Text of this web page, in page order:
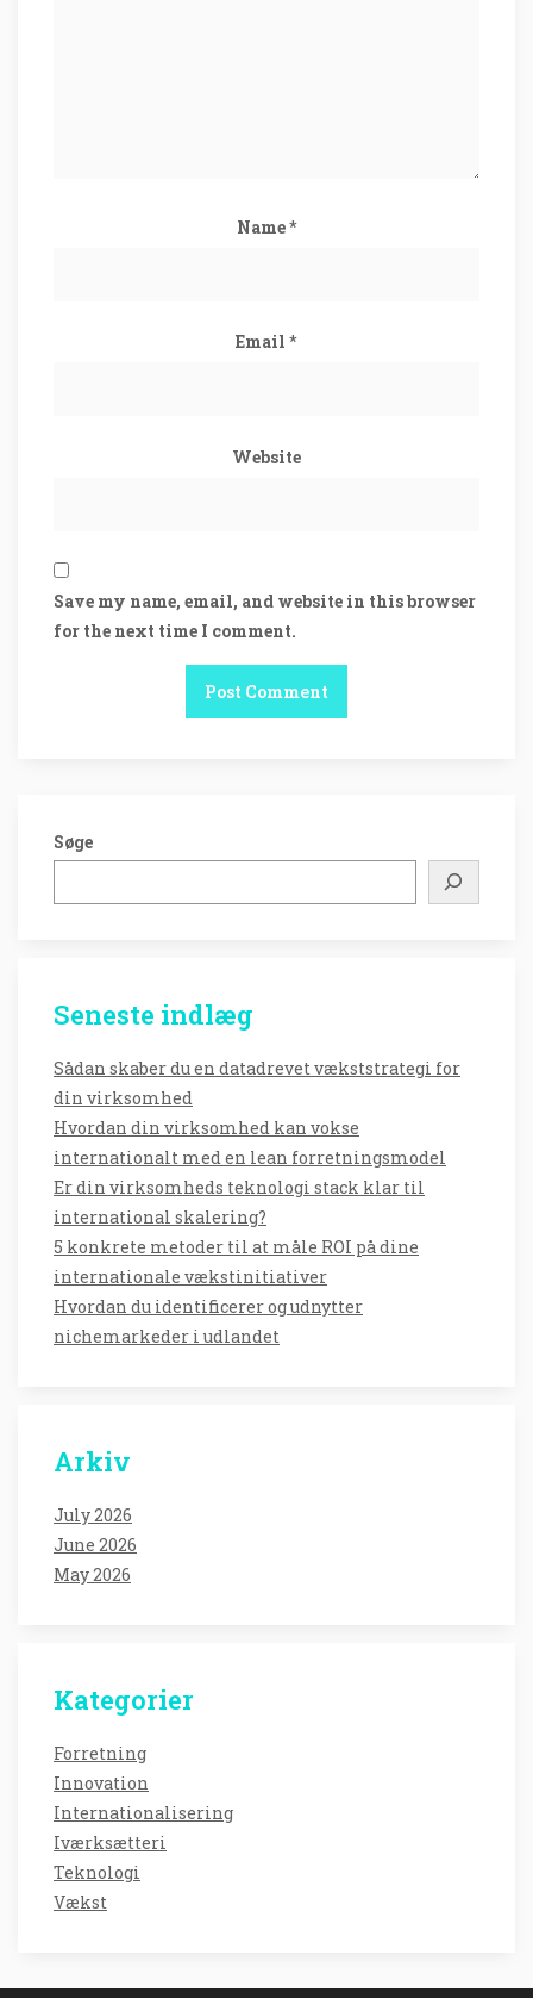
Name*
Email *
Website
Save my name, email, and website in this browser
for the next time I comment.
Søge
Seneste indlæg
Sådan skaber du en datadrevet vækststrategi for
din virksomhed
Hvordan din virksomhed kan vokse
internationalt med en lean forretningsmodel
Er din virksomheds teknologi stack klar til
international skalering?
5 konkrete metoder til at måle ROI på dine
internationale vækstinitiativer
Hvordan du identificerer og udnytter
nichemarkeder i udlandet
Arkiv
July 2026
June 2026
May 2026
Kategorier
Forretning
Innovation
Internationalisering
Iværksætteri
Teknologi
Vækst